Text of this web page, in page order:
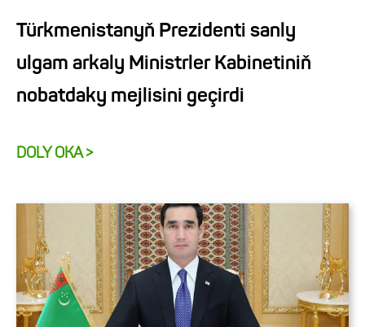
Türkmenistanyň Prezidenti sanly
ulgam arkaly Ministrler Kabinetiniň
nobatdaky mejlisini geçirdi
DOLY OKA >